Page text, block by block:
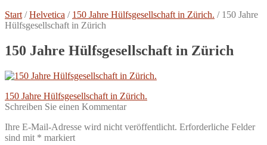
Start /Helvetica / 150 Jahre Hülfsgesellschaft in Zürich. / 150 Jahre
Hülfsgesellschaft in Zürich
150 Jahre Hülfsgesellschaft in Zürich
Beitragsnavigation
Vorheriger
Beitrag:
150 Jahre Hülfsgesellschaft in Zürich.
Schreiben Sie einen Kommentar
Ihre E-Mail-Adresse wird nicht veröffentlicht. Erforderliche Felder
sind mit * markiert